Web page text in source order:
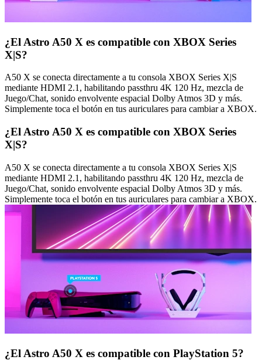
¿El Astro A50 X es compatible con XBOX Series
X|S?
A50 X se conecta directamente a tu consola XBOX Series X|S
mediante HDMI 2.1, habilitando passthru 4K 120 Hz, mezcla de
Juego/Chat, sonido envolvente espacial Dolby Atmos 3D y más.
Simplemente toca el botón en tus auriculares para cambiar a XBOX.
¿El Astro A50 X es compatible con XBOX Series
X|S?
A50 X se conecta directamente a tu consola XBOX Series X|S
mediante HDMI 2.1, habilitando passthru 4K 120 Hz, mezcla de
Juego/Chat, sonido envolvente espacial Dolby Atmos 3D y más.
Simplemente toca el botón en tus auriculares para cambiar a XBOX.
¿El Astro A50 X es compatible con PlayStation 5?